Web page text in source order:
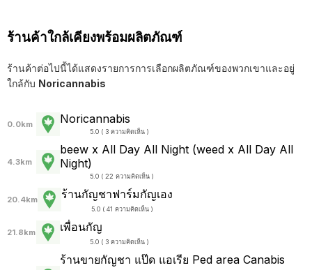
ร้านค้าใกล้เคียงพร้อมผลิตภัณฑ์
ร้านค้าต่อไปนี้ได้แสดงรายการการเลือกผลิตภัณฑ์ของพวกเขาและอยู่
ใกล้กับ Noricannabis
0.0km Noricannabis
5.0 ( 3 ความคิดเห็น )
4.3km
beew x All Day All Night (weed x All Day All
Night)
5.0 ( 22 ความคิดเห็น )
20.4km ร้านกัญชาฟาร์มกัญเอง
5.0 ( 41 ความคิดเห็น )
21.8km เพื่อนกัญ
5.0 ( 3 ความคิดเห็น )
ร้านขายกัญชา แป๊ด แอเรีย Ped area Canabis